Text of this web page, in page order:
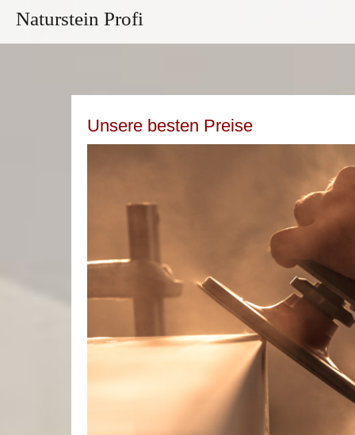
Naturstein Profi
Unsere besten Preise